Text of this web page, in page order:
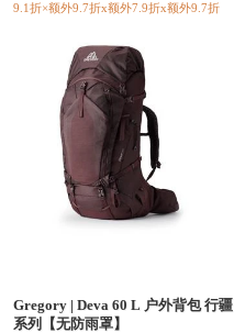
9.1折×额外9.7折x额外7.9折x额外9.7折
Gregory| Deva 60 L 户外背包 行疆
系列【无防雨罩】